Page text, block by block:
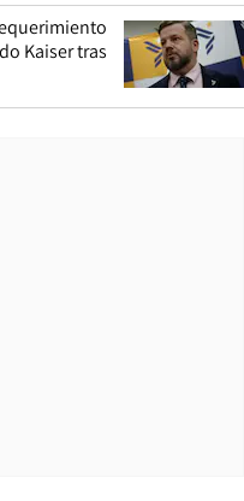
Kaiser tras